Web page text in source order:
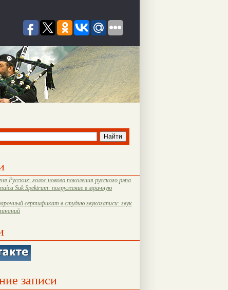
Русских: голос нового поколения русского рэпа
Suk Spektrum: погружение в мрачную
сертификат в студию звукозаписи: звук
записи